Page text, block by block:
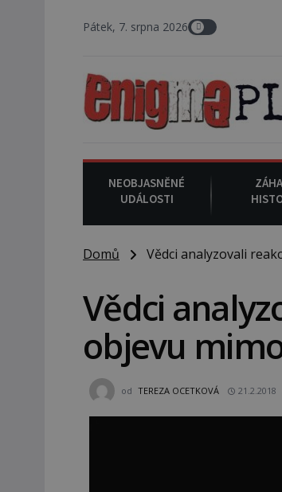
Pátek, 7. srpna 2026 7.
NEOBJASNĚNÉ
UDÁLOSTI
Domů Vědci analyzovali
Vědci
objevu
od TEREZA OCETKOVÁ 21.2.2018